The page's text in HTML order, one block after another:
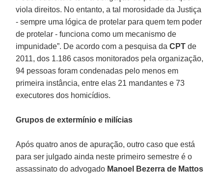
viola direitos. No entanto, a tal morosidade da Justiça
- sempre uma lógica de protelar para quem tem poder
de protelar - funciona como um mecanismo de
impunidade”. De acordo com a pesquisa daCPTde
2011, dos 1.186 casos monitorados pela organização,
94 pessoas foram condenadas pelo menos em
primeira instância, entre elas 21 mandantes e 73
executores dos homicídios.
Grupos de extermínio e milícias
Após quatro anos de apuração, outro caso que está
para ser julgado ainda neste primeiro semestre é o
assassinato do advogado Manoel Bezerra de Mattos